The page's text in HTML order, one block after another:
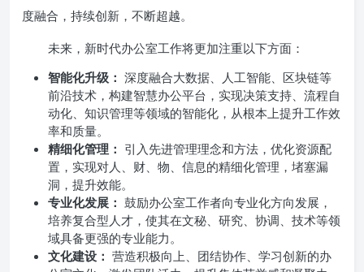
度融合，持续创新，不断超越。
未来，新时代办公室工作将更加注重以下方面：
智能化升级： 深度融合大数据、人工智能、区块链等
前沿技术，构建智慧办公平台，实现决策支持、流程自
动化、知识管理等领域的智能化，从根本上提升工作效
率和质量。
精细化管理： 引入先进管理理念和方法，优化资源配
置，实现对人、财、物、信息的精细化管理，堵塞漏
洞，提升效能。
专业化发展： 鼓励办公室工作者向专业化方向发展，
培养复合型人才，使其在文秘、研究、协调、技术等领
域具备更强的专业能力。
文化建设： 营造积极向上、团结协作、学习创新的办